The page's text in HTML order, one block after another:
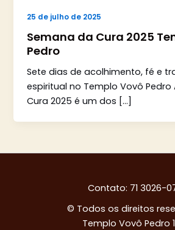
25 de julho de 2025
Semana da Cura 2025
Pedro
Sete dias de acolhimento, fé e
espiritual no Templo Vovô Pedro
Cura 2025 é um dos […]
Contato: 71 3026-
© Todos os direitos
Templo Vovô Pedro